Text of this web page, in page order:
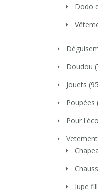
Dodo
Doudou
Jouets
Poupées
Pour
Jupe